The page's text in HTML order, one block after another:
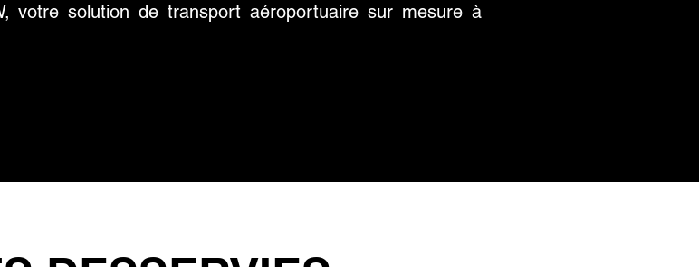
votre solution de transport aéroportuaire sur mesure à